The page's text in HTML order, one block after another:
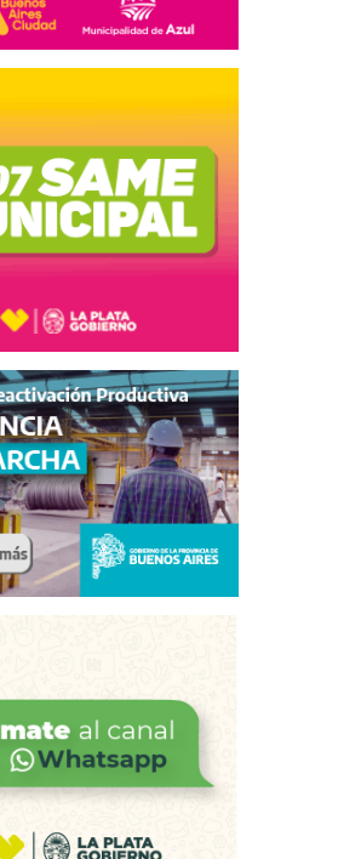
Abrieron nuevas oficinas en Baradero y